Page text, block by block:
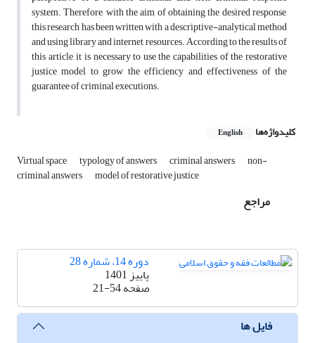
system. Therefore, with the aim of obtaining the desired response,
this research has been written with a descriptive-analytical method
and using library and internet resources. According to the results of
this article, it is necessary to use the capabilities of the restorative
justice model to grow the efficiency and effectiveness of the
guarantee of criminal executions.
کلیدواژه‌ها English
Virtual space typology of answers criminal answers non-
criminal answers model of restorative justice
مراجع
دوره 14، شماره 28
پاییز 1401
صفحه21-54
فایل ها